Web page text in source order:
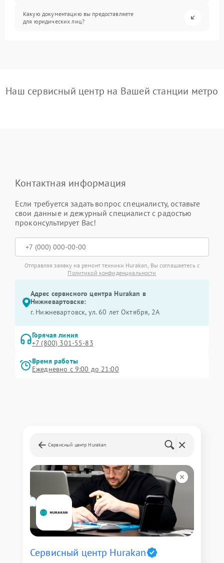
Какую документацию вы предоставляете
для юридических лиц?
Наш сервисный центр на Вашей станции метро
Контактная информация
Если требуется задать вопрос специалисту, оставьте
свои данные и дежурный специалист с радостью
проконсультирует Вас!
Отправляя заявку на ремонт техники Hurakan, Вы соглашаетесь с
Политикой конфиденциальности
Адрес сервисного центра Hurakan в
Нижневартовске:
г. Нижневартовск, ул. 60 лет Октября, 2А
Горячая линия
+7 (800) 301-55-83
Время работы
Ежедневно с 9:00 до 21:00
Сервисный центр Hurakan
Сервисный центр Hurakan